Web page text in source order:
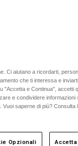
Ci aiutano a ricordarti,
che ti interessa e
"Accetta e Continua", accetti
e condividere informazioni
Vuoi saperne di più? Consulta
Opzionali